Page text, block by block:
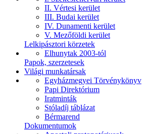
II. Vértesi kerület
III. Budai kerület
IV. Dunamenti kerület
V. Mezőföldi kerület
Lelkipásztori körzetek
Elhunytak 2003-tól
Papok, szerzetesek
Világi munkatársak
Egyházmegyei Törvénykönyv
Papi Direktórium
Iratminták
Stóladíj táblázat
Bérmarend
Dokumentumok